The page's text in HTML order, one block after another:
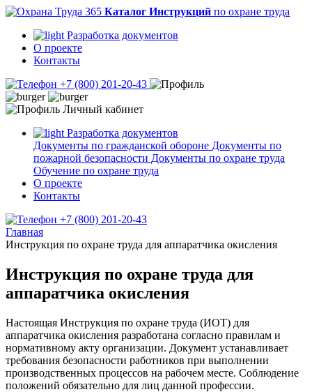
Каталог Инструкций по охране труда
Разработка документов
О проекте
Контакты
+7 (800) 201-20-43
Личный кабинет
Разработка документов
Документы по гражданской обороне Документы по
пожарной безопасности Документы по охране труда
Обучение по охране труда
О проекте
Контакты
+7 (800) 201-20-43
Главная
Инструкция по охране труда для аппаратчика окисления
Инструкция по охране труда для
аппаратчика окисления
Настоящая Инструкция по охране труда (ИОТ) для
аппаратчика окисления разработана согласно правилам и
нормативному акту организации. Документ устанавливает
требования безопасности работников при выполнении
производственных процессов на рабочем месте. Соблюдение
положений обязательно для лиц данной профессии.